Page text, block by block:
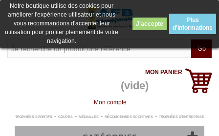
Go
MON PANIER
(vide)
Mon compte
TROPHÉES SPORTIFS- COUPES- MÉDAILLES- RÉCOMPENSES SPORTIVES- TROPHÉES D'ENTREPRISE
Notre boutique utilise des cookies pour
améliorer l'expérience utilisateur et nous
vous recommandons d'accepter leur
utilisation pour profiter pleinement de votre
navigation.
J'accepte
Plus
d'informations